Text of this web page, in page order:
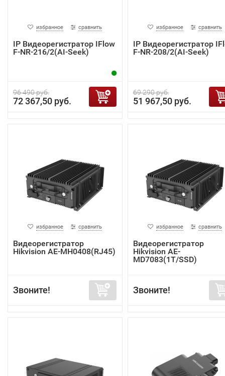
избранное сравнить
IP Видеорегистратор IFlow
F-NR-216/2(AI-Seek)
96 490 руб.
72 367,50 руб.
избранное сравнить
IP Видеорегистратор
F-NR-208/2(AI-Seek)
69 290 руб.
51 967,50 руб.
избранное сравнить
Видеорегистратор
Hikvision AE-MH0408(RJ45)
Звоните!
избранное сравнить
Видеорегистратор
Hikvision AE-
MD7083(1T/SSD)
Звоните!